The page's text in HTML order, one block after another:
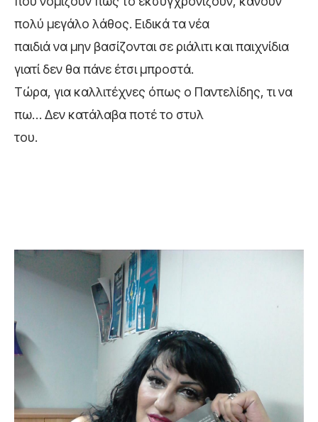
πολύ μεγάλο λάθος. Ειδικά τα νέα
παιδιά να μην βασίζονται σε ριάλιτι και παιχνίδια
γιατί δεν θα πάνε έτσι μπροστά.
Τώρα, για καλλιτέχνες όπως ο Παντελίδης, τι να
πω… Δεν κατάλαβα ποτέ το στυλ
του.